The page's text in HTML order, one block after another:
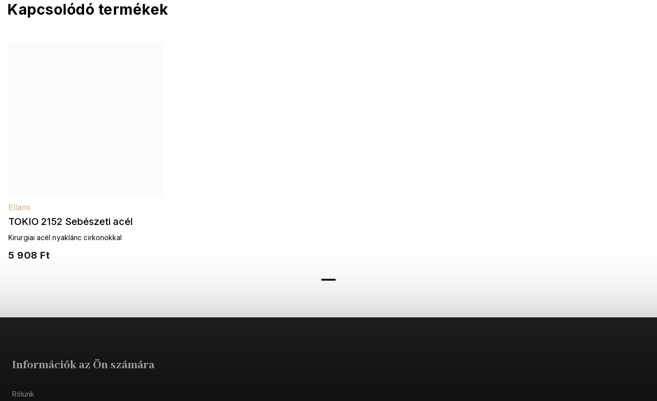
Kapcsolódó termékek
TOKIO 2152 Sebészeti acél
nyaklánc cirkónia kövekkel,
ovális
Ellami
5 908 Ft
Kirurgiai acél nyaklánc cirkonokkal
Információk az Ön számára
Rólunk